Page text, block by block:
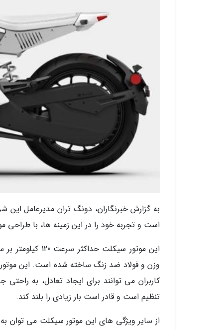
به گزارش خبرنگاران، دونگ تران مدیرعامل این
است و تجربه خود را در این زمینه ها، با
تنظیم است و قادر است بار زیادی را بلند کند.